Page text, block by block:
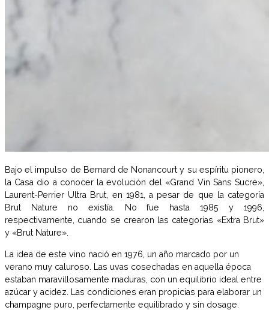
Bajo el impulso de Bernard de Nonancourt y su espíritu pionero,
la Casa dio a conocer la evolución del «Grand Vin Sans Sucre»,
Laurent-Perrier Ultra Brut, en 1981, a pesar de que la categoría
Brut Nature no existía. No fue hasta 1985 y 1996,
respectivamente, cuando se crearon las categorías «Extra Brut»
y «Brut Nature».
La idea de este vino nació en 1976, un año marcado por un
verano muy caluroso. Las uvas cosechadas en aquella época
estaban maravillosamente maduras, con un equilibrio ideal entre
azúcar y acidez. Las condiciones eran propicias para elaborar un
champagne puro, perfectamente equilibrado y sin dosage.